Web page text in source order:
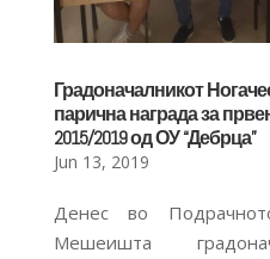
Градоначалникот
парична награда за
2015/2019 од ОУ “Дебрца”
Jun 13, 2019
Денес во
Мешеишта